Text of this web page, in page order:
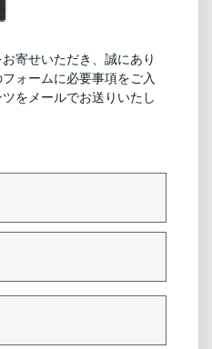
寄せいただき、誠にあり
ォームに必要事項をご入
をメールでお送りいたし